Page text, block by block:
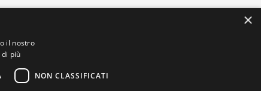
×
il nostro
di più
NON CLASSIFICATI